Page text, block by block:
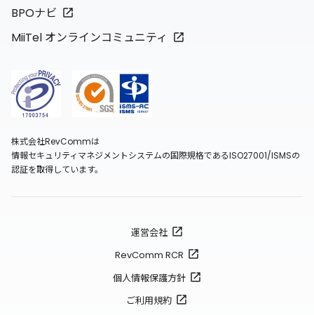
BPOナビ
MiiTel オンラインコミュニティ
株式会社RevCommは
情報セキュリティマネジメントシステムの国際規格であるISO27001/ISMSの
認証を取得しています。
運営会社
RevComm RCR
個人情報保護方針
ご利用規約